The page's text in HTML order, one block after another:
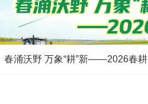
春涌沃野 万象“耕”新——2026春耕